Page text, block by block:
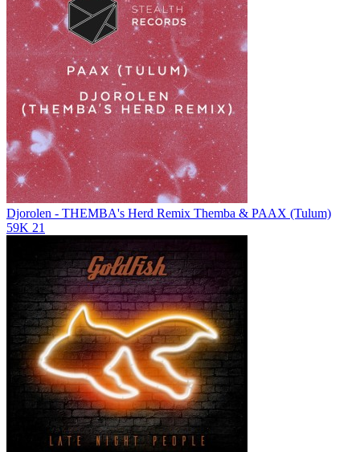
Djorolen - THEMBA's Herd Remix Themba & PAAX (Tulum)
59K 21